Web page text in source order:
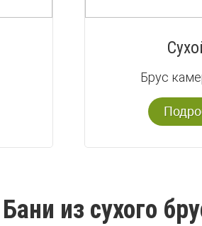
Брус
Бани из сухого